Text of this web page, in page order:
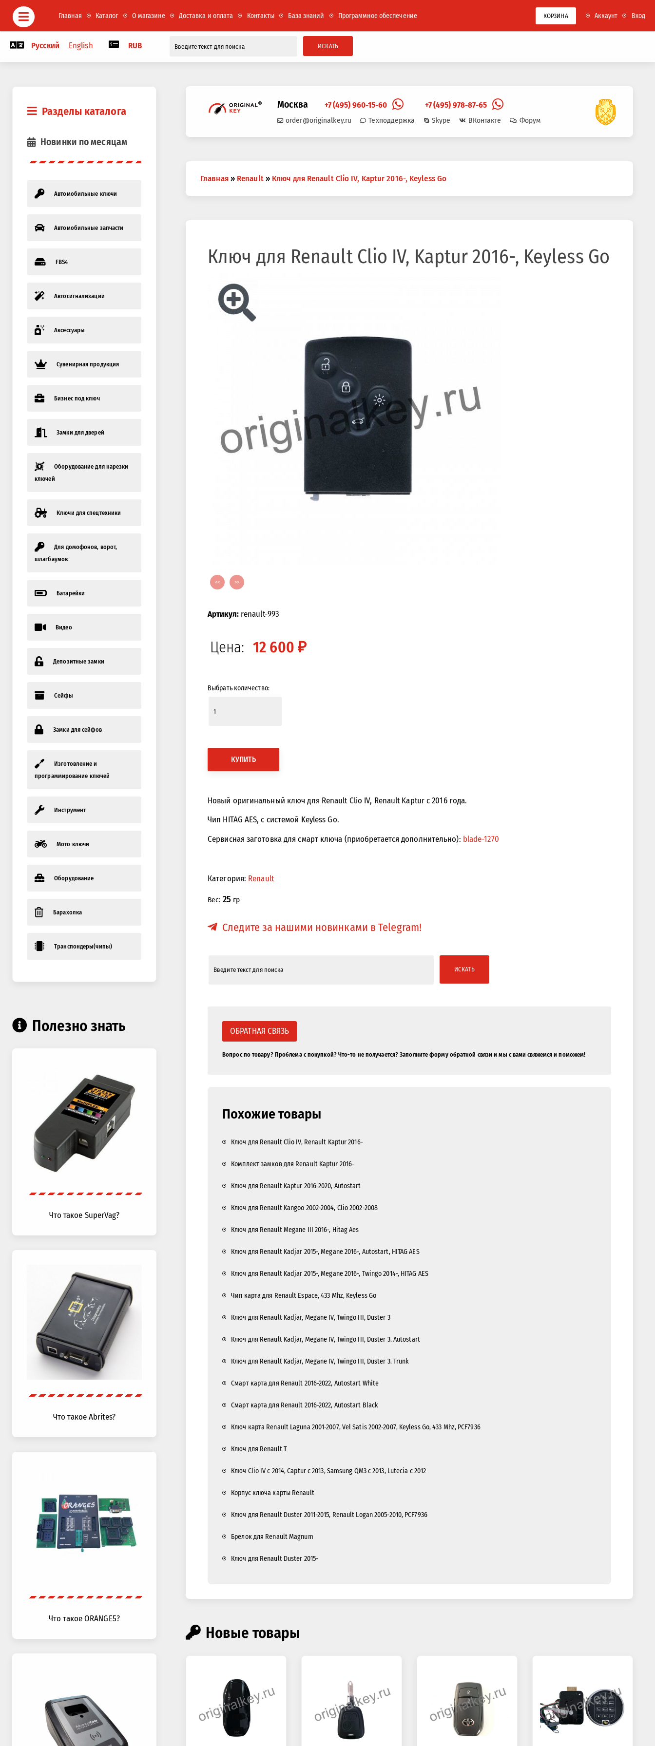
Главная Каталог О магазине Доставка и оплата Контакты База знаний Программное обеспечение КОРЗИНА Аккаунт Вход
Русский English RUB ИСКАТЬ
Разделы каталога
Новинки по месяцам
Автомобильные ключи
Автомобильные запчасти
FBS4
Автосигнализации
Аксессуары
Сувенирная продукция
Бизнес под ключ
Замки для дверей
Оборудование для нарезки
ключей
Ключи для спецтехники
Для домофонов, ворот,
шлагбаумов
Батарейки
Видео
Депозитные замки
Сейфы
Замки для сейфов
Изготовление и
программирование ключей
Инструмент
Мото ключи
Оборудование
Барахолка
Транспондеры(чипы)
Полезно знать
Что такое SuperVag?
Что такое Abrites?
Что такое ORANGE5?
Москва +7 (495) 960-15-60 +7 (495) 978-87-65
order@originalkey.ru Техподдержка Skype ВКонтакте Форум
здесь
Главная » Renault » Ключ для Renault Clio IV, Kaptur 2016-, Keyless Go
Ключ для Renault Clio IV, Kaptur 2016-, Keyless Go
<< >>
Артикул:renault-993
Цена: 12 600 ₽
Выбрать количество:
КУПИТЬ
Новый оригинальный ключ для Renault Clio IV, Renault Kaptur с 2016 года.
Чип HITAG AES, с системой Keyless Go.
Сервисная заготовка для смарт ключа (приобретается дополнительно): blade-1270
Категория: Renault
Вес: 25гр
Следите за нашими новинками в Telegram!
ИСКАТЬ
ОБРАТНАЯ СВЯЗЬ
Вопрос по товару? Проблема с покупкой? Что-то не получается? Заполните форму обратной связи и мы с вами свяжемся и поможем!
Похожие товары
Ключ для Renault Clio IV, Renault Kaptur 2016-
Комплект замков для Renault Kaptur 2016-
Ключ для Renault Kaptur 2016-2020, Autostart
Ключ для Renault Kangoo 2002-2004, Clio 2002-2008
Ключ для Renault Megane III 2016-, Hitag Aes
Ключ для Renault Kadjar 2015-, Megane 2016-, Autostart, HITAG AES
Ключ для Renault Kadjar 2015-, Megane 2016-, Twingo 2014-, HITAG AES
Чип карта для Renault Espace, 433 Mhz, Keyless Go
Ключ для Renault Kadjar, Megane IV, Twingo III, Duster 3
Ключ для Renault Kadjar, Megane IV, Twingo III, Duster 3. Autostart
Ключ для Renault Kadjar, Megane IV, Twingo III, Duster 3. Trunk
Смарт карта для Renault 2016-2022, Autostart White
Смарт карта для Renault 2016-2022, Autostart Black
Ключ карта Renault Laguna 2001-2007, Vel Satis 2002-2007, Keyless Go, 433 Mhz, PCF7936
Ключ для Renault T
Ключ Clio IV с 2014, Captur с 2013, Samsung QM3 с 2013, Lutecia с 2012
Корпус ключа карты Renault
Ключ для Renault Duster 2011-2015, Renault Logan 2005-2010, PCF7936
Брелок для Renault Magnum
Ключ для Renault Duster 2015-
Новые товары